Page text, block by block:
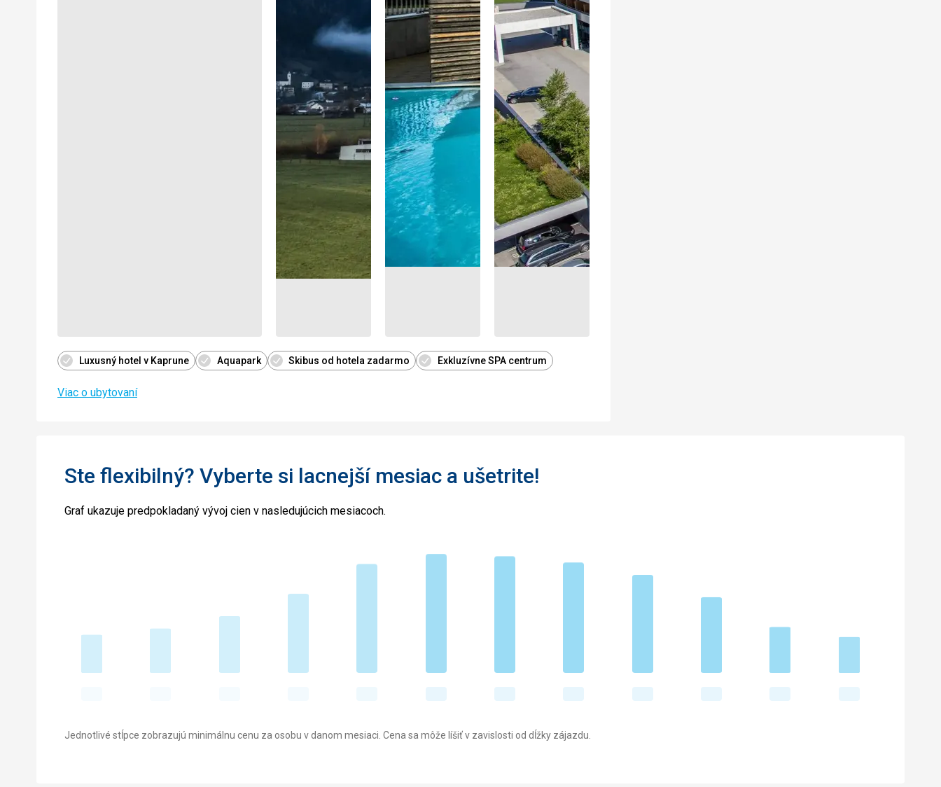
Luxusný hotel v Kaprune Aquapark Skibus od hotela zadarmo Exkluzívne SPA centrum
Viac o ubytovaní
Ste flexibilný? Vyberte si lacnejší mesiac a ušetrite!
Graf ukazuje predpokladaný vývoj cien v nasledujúcich mesiacoch.
Jednotlivé stĺpce zobrazujú minimálnu cenu za osobu v danom mesiaci. Cena sa môže líšiť v zavislosti od dĺžky zájazdu.